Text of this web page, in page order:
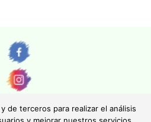
de terceros para realizar el análisis